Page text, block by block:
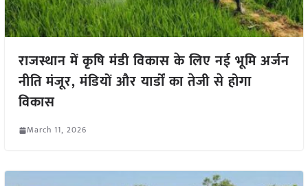
राजस्थान में कृषि मंडी विकास के लिए नई भूमि अर्जन
नीति मंजूर, मंडियों और यार्डों का तेजी से होगा
विकास
March 11, 2026